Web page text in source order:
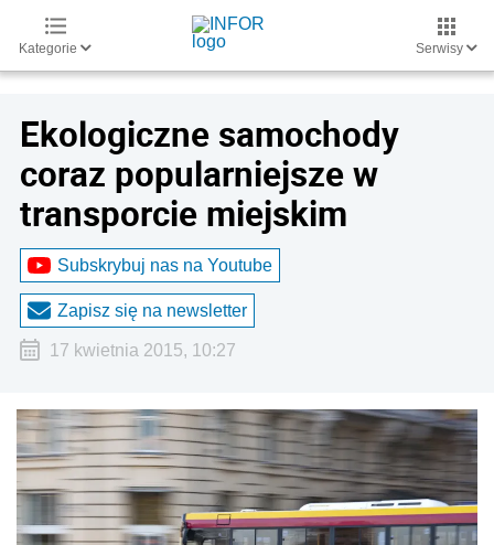
Kategorie Serwisy
Ekologiczne samochody
coraz popularniejsze w
transporcie miejskim
Subskrybuj nas na Youtube
Zapisz się na newsletter
17 kwietnia 2015, 10:27